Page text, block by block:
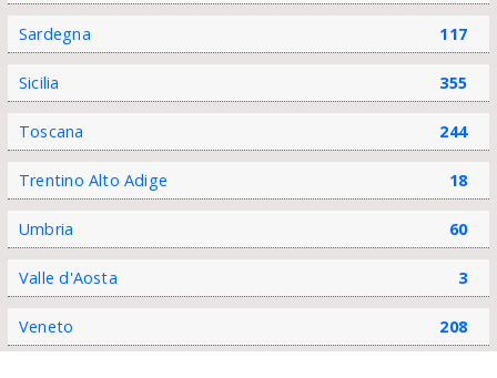
Sardegna 117
Sicilia 355
Toscana 244
Trentino Alto Adige 18
Umbria 60
Valle d'Aosta 3
Veneto 208